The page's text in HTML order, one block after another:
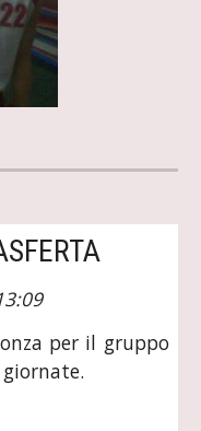
per il gruppo